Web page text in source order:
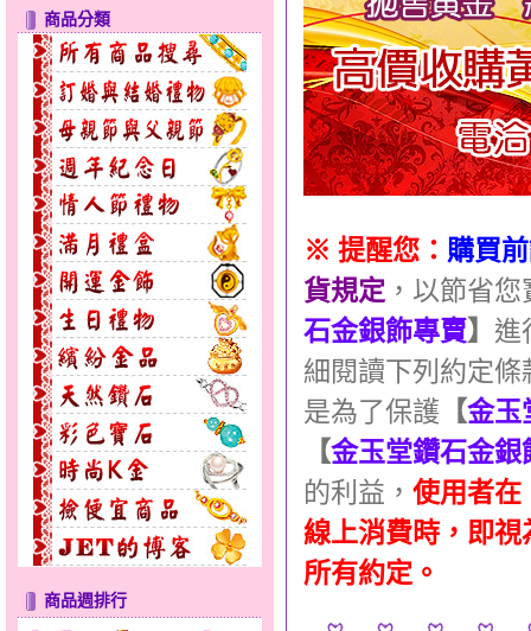
商品分類
商品週排行
※ 提醒您： 購買
貨規定 ，以節省
石金銀飾專賣】 進
細閱讀下列約定
是為了保護 【金玉
【金玉堂鑽石金銀
的利益， 使用者在
線上消費時，即
所有約定。